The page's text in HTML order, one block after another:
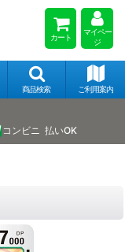
カート
マイペー
ジ
商品検索 ご利用案内
コンビニ 払いOK